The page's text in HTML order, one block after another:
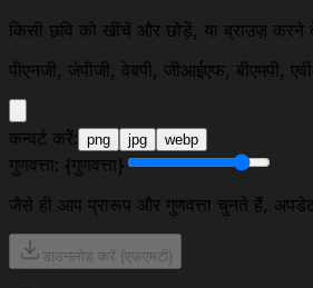
किसी छवि को खींचें और छोड़ें, या ब्राउज़
पीएनजी, जेपीजी, वेबपी, जीआईएफ, बीएमपी,
कन्वर्ट करें: png jpg webp
गुणवत्ता: {गुणवत्ता}
जैसे ही आप प्रारूप और गुणवत्ता चुनते हैं, अपडेट
डाउनलोड करें {एफएमटी}